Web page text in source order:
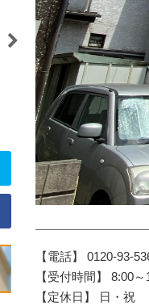
【電話】 0120-93-
【受付時間】 8:00～
【定休日】 日・祝
アパート・マンション